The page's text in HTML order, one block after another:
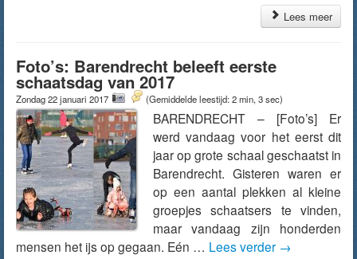
Lees meer
Foto’s: Barendrecht beleeft eerste
schaatsdag van 2017
Zondag 22 januari 2017 (Gemiddelde leestijd: 2 min, 3 sec)
BARENDRECHT – [Foto’s] Er
werd vandaag voor het eerst dit
jaar op grote schaal geschaatst in
Barendrecht. Gisteren waren er
op een aantal plekken al kleine
groepjes schaatsers te vinden,
maar vandaag zijn honderden
mensen het ijs op gegaan. Eén … Lees verder →